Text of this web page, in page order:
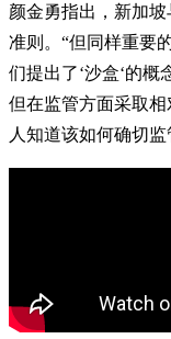
颜金勇指出，新加
准则。“但同样重要
们提出了‘沙盒‘的概
但在监管方面采取
人知道该如何确切监